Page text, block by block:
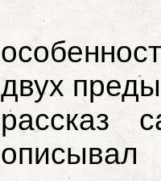
двух
рассказ
описывал